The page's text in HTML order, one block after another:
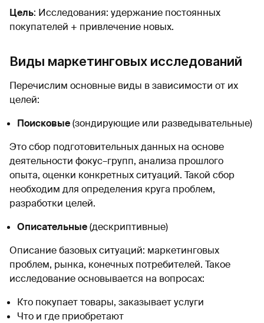
Цель: Исследования: удержание постоянных
покупателей + привлечение новых.
Виды маркетинговых исследований
Перечислим основные виды в зависимости от их
целей:
Поисковые(зондирующие или разведывательные)
Это сбор подготовительных данных на основе
деятельности фокус–групп, анализа прошлого
опыта, оценки конкретных ситуаций. Такой сбор
необходим для определения круга проблем,
разработки целей.
Описательные(дескриптивные)
Описание базовых ситуаций: маркетинговых
проблем, рынка, конечных потребителей. Такое
исследование основывается на вопросах:
Кто покупает товары, заказывает услуги
Что и где приобретают